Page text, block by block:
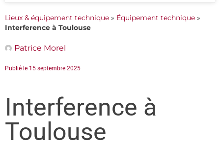
Lieux & équipement technique » Équipement technique »
Interference à Toulouse
Patrice Morel
Publié le 15 septembre 2025
Interference à
Toulouse